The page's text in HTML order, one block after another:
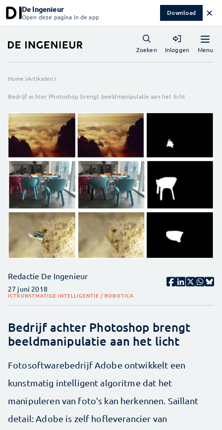
De Ingenieur
Open deze pagina in de app Download ✕
Menu
Zoeken Inloggen
Home Artikelen
Bedrijf achter Photoshop brengt beeldmanipulatie aan het licht
Redactie De Ingenieur
27 juni 2018
ICTKUNSTMATIGE INTELLIGENTIE / ROBOTICA
Bedrijf achter Photoshop brengt
beeldmanipulatie aan het licht
Fotosoftwarebedrijf Adobe ontwikkelt een
kunstmatig intelligent algoritme dat het
manipuleren van foto’s kan herkennen. Saillant
detail: Adobe is zelf hofleverancier van